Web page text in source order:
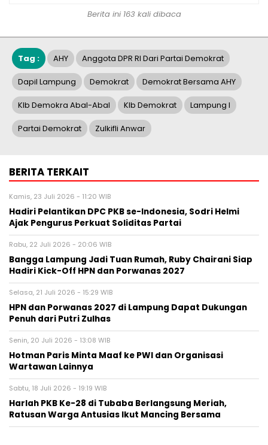
Berita ini 163 kali dibaca
Tag : AHY Anggota DPR RI Dari Partai Demokrat
Dapil Lampung Demokrat Demokrat Bersama AHY
Klb Demokra Abal-Abal Klb Demokrat Lampung I
Partai Demokrat Zulkifli Anwar
BERITA TERKAIT
Kamis, 23 Juli 2026 - 11:20 WIB
Hadiri Pelantikan DPC PKB se-Indonesia, Sodri Helmi
Ajak Pengurus Perkuat Soliditas Partai
Rabu, 22 Juli 2026 - 20:06 WIB
Bangga Lampung Jadi Tuan Rumah, Ruby Chairani Siap
Hadiri Kick-Off HPN dan Porwanas 2027
Selasa, 21 Juli 2026 - 15:29 WIB
HPN dan Porwanas 2027 di Lampung Dapat Dukungan
Penuh dari Putri Zulhas
Senin, 20 Juli 2026 - 13:08 WIB
Hotman Paris Minta Maaf ke PWI dan Organisasi
Wartawan Lainnya
Sabtu, 18 Juli 2026 - 19:19 WIB
Harlah PKB Ke-28 di Tubaba Berlangsung Meriah,
Ratusan Warga Antusias Ikut Mancing Bersama